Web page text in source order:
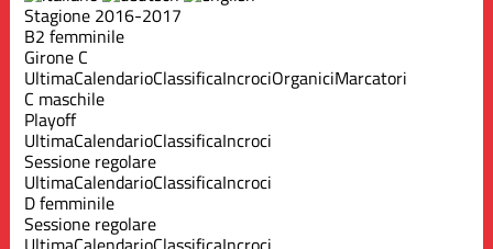
Stagione 2016-2017
B2 femminile
Girone C
UltimaCalendarioClassificaIncrociOrganiciMarcatori
C maschile
Playoff
UltimaCalendarioClassificaIncroci
Sessione regolare
UltimaCalendarioClassificaIncroci
D femminile
Sessione regolare